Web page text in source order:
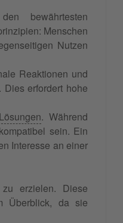
bewährtesten
Menschen
Nutzen
Reaktionen und
erfordert hohe
. Während
sein. Ein
Interesse an einer
erzielen. Diese
Überblick, da sie